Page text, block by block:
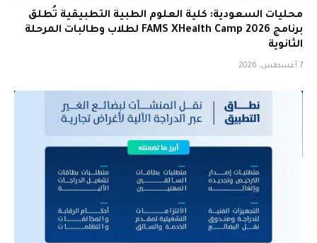
محليات السعودية: كلية العلوم الطبية التطبيقية تُطلق
برنامج FAMS XHealth Camp 2026 لطلاب وطالبات المرحلة
الثانوية
7 أغسطس، 2026